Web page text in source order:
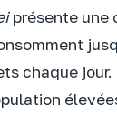
présente une
chaque